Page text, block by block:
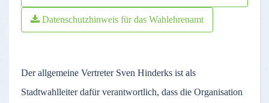
Datenschutzhinweis für das Wahlehrenamt
Der allgemeine Vertreter Sven Hinderks ist als
Stadtwahlleiter dafür verantwortlich, dass die Organisation